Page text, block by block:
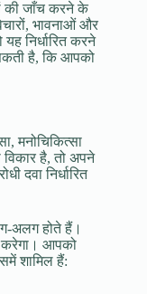
की जाँच करने के
भावनाओं और
निर्धारित करने
है, कि आपको
मनोचिकित्सा
है, तो अपने
दवा निर्धारित
अलग होते हैं।
करेगा। आपको
शामिल हैं: